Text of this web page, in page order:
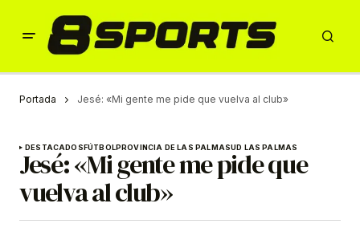
Portada Jesé: «Mi gente me pide que vuelva al club»
DESTACADOSFÚTBOLPROVINCIA DE LAS PALMASUD LAS PALMAS
Jesé: «Mi gente me pide que
vuelva al club»